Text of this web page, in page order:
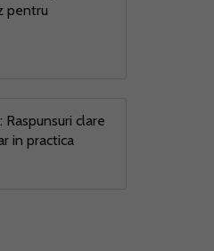
pentru
Raspunsuri clare
in practica